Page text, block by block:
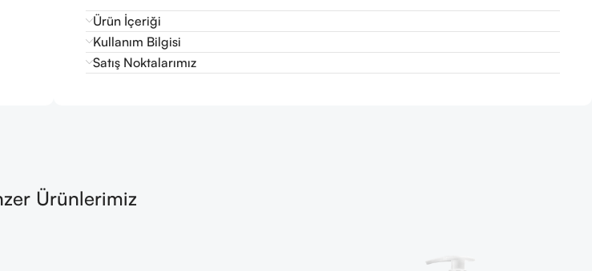
Ürün İçeriği
Kullanım Bilgisi
Satış Noktalarımız
Ürünlerimiz